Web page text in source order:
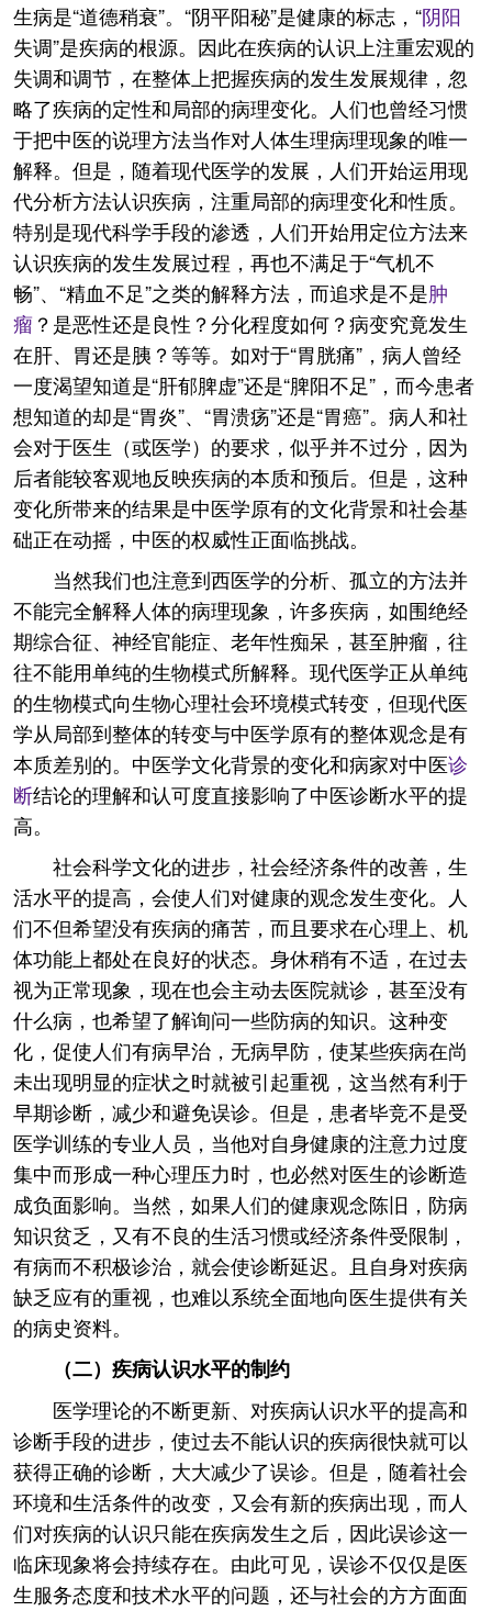
生病是“道德稍衰”。“阴平阳秘”是健康的标志，“阴阳
失调”是疾病的根源。因此在疾病的认识上注重宏观的
失调和调节，在整体上把握疾病的发生发展规律，忽
略了疾病的定性和局部的病理变化。人们也曾经习惯
于把中医的说理方法当作对人体生理病理现象的唯一
解释。但是，随着现代医学的发展，人们开始运用现
代分析方法认识疾病，注重局部的病理变化和性质。
特别是现代科学手段的渗透，人们开始用定位方法来
认识疾病的发生发展过程，再也不满足于“气机不
畅”、“精血不足”之类的解释方法，而追求是不是肿
瘤？是恶性还是良性？分化程度如何？病变究竟发生
在肝、胃还是胰？等等。如对于“胃胱痛”，病人曾经
一度渴望知道是“肝郁脾虚”还是“脾阳不足”，而今患者
想知道的却是“胃炎”、“胃溃疡”还是“胃癌”。病人和社
会对于医生（或医学）的要求，似乎并不过分，因为
后者能较客观地反映疾病的本质和预后。但是，这种
变化所带来的结果是中医学原有的文化背景和社会基
础正在动摇，中医的权威性正面临挑战。
当然我们也注意到西医学的分析、孤立的方法并
不能完全解释人体的病理现象，许多疾病，如围绝经
期综合征、神经官能症、老年性痴呆，甚至肿瘤，往
往不能用单纯的生物模式所解释。现代医学正从单纯
的生物模式向生物心理社会环境模式转变，但现代医
学从局部到整体的转变与中医学原有的整体观念是有
本质差别的。中医学文化背景的变化和病家对中医诊
断结论的理解和认可度直接影响了中医诊断水平的提
高。
社会科学文化的进步，社会经济条件的改善，生
活水平的提高，会使人们对健康的观念发生变化。人
们不但希望没有疾病的痛苦，而且要求在心理上、机
体功能上都处在良好的状态。身休稍有不适，在过去
视为正常现象，现在也会主动去医院就诊，甚至没有
什么病，也希望了解询问一些防病的知识。这种变
化，促使人们有病早治，无病早防，使某些疾病在尚
未出现明显的症状之时就被引起重视，这当然有利于
早期诊断，减少和避免误诊。但是，患者毕竞不是受
医学训练的专业人员，当他对自身健康的注意力过度
集中而形成一种心理压力时，也必然对医生的诊断造
成负面影响。当然，如果人们的健康观念陈旧，防病
知识贫乏，又有不良的生活习惯或经济条件受限制，
有病而不积极诊治，就会使诊断延迟。且自身对疾病
缺乏应有的重视，也难以系统全面地向医生提供有关
的病史资料。
（二）疾病认识水平的制约
医学理论的不断更新、对疾病认识水平的提高和
诊断手段的进步，使过去不能认识的疾病很快就可以
获得正确的诊断，大大减少了误诊。但是，随着社会
环境和生活条件的改变，又会有新的疾病出现，而人
们对疾病的认识只能在疾病发生之后，因此误诊这一
临床现象将会持续存在。由此可见，误诊不仅仅是医
生服务态度和技术水平的问题，还与社会的方方面面